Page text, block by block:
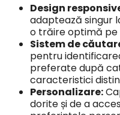
Design
adaptează singur
o trăire optimă pe
Sistem de
pentru
preferate după
caracteristici
Personalizare:
dorite și de a